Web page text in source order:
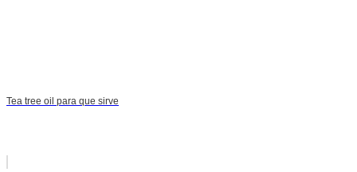
Tea tree oil para que sirve